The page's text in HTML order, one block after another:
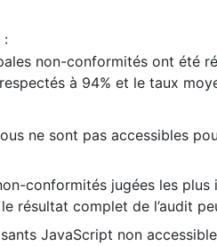
:
non-conformités ont été
à 94% et le taux
ne sont pas accessibles
conformités jugées les
le résultat complet de l’audit
JavaScript non